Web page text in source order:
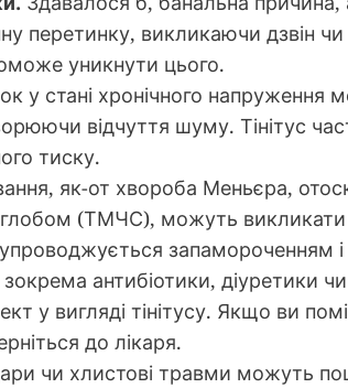
перетинку, викликаючи дзвін чи
уникнути цього.
у стані хронічного напруження
відчуття шуму. Тінітус
тиску.
як-от хвороба Меньєра,
(ТМЧС), можуть викликати
запамороченням
антибіотики, діуретики
у вигляді тінітусу. Якщо ви
до лікаря.
чи хлистові травми можуть